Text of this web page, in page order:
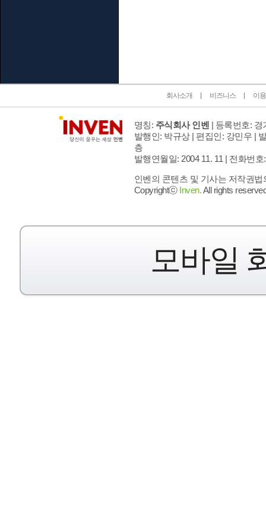
회사소개 비즈니스 이
명칭: 주식회사 인벤 | 등록번호: 경
발행인: 박규상 | 편집인: 강민우 |
층
발행연월일: 2004 11. 11 | 전화번호
인벤의 콘텐츠 및 기사는 저작권
Copyrightⓒ Inven.All rights
모바일